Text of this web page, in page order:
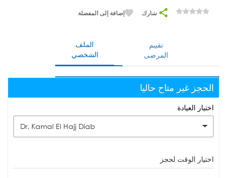
شارك إضافة إلى المفضلة
الملف
الشخصي
تقييم
المرضى
الحجز غير متاح حاليا
اختيار العيادة
Dr. Kamal El Hajj Diab
اختيار الوقت لحجز